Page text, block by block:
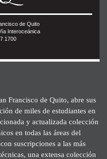
de Quito
Interoceánica
1700
Francisco de Quito, abre sus
de miles de estudiantes en
y actualizada colección
en todas las áreas del
suscripciones a las más
una extensa colección